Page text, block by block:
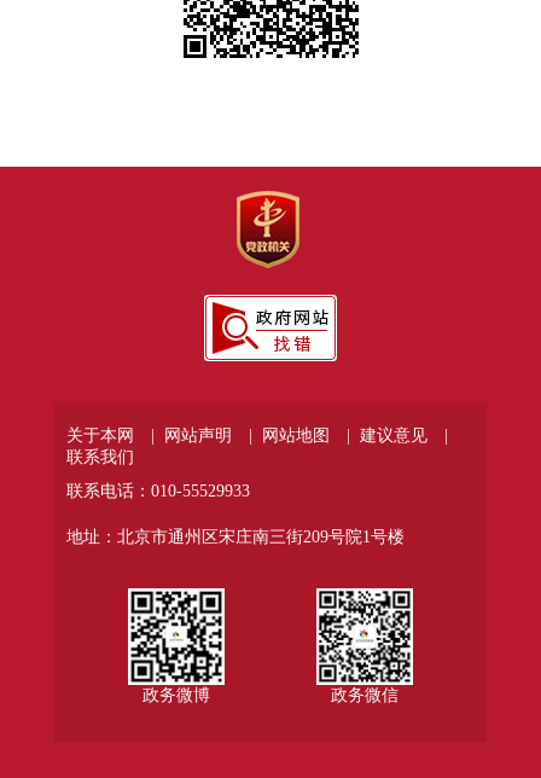
关于本网 | 网站声明 | 网站地图 |
建议意见 |
联系我们
联系电话：010-55529933
地址：北京市通州区宋庄南三街209号院1号楼
政务微博 政务微信